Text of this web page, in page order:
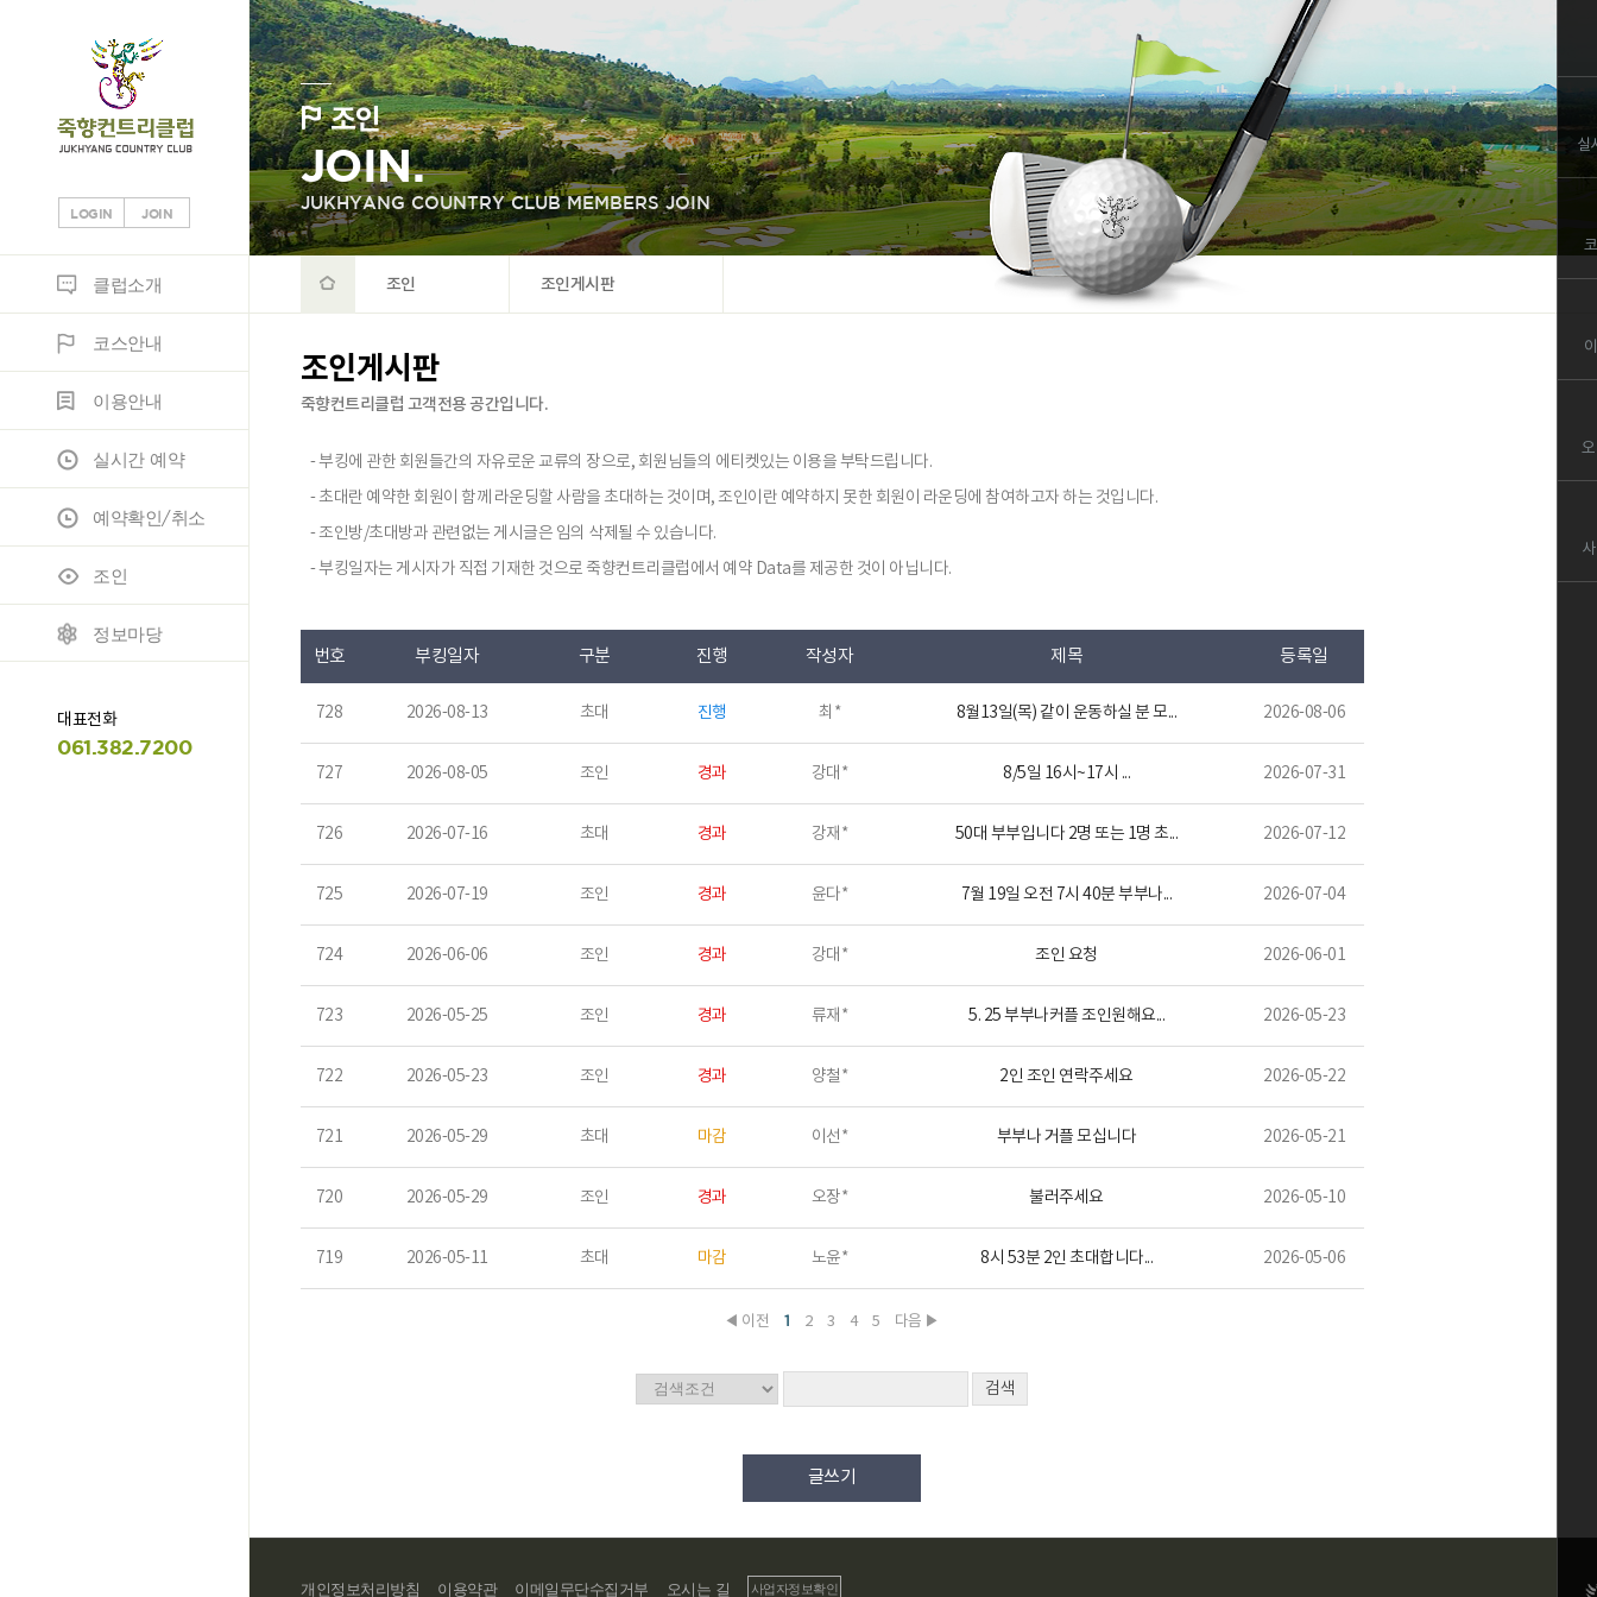
LOGIN JOIN
클럽소개
코스안내
이용안내
실시간 예약
예약확인/취소
조인
정보마당
대표전화
061.382.7200
클럽소개
클럽소개
부대시설
오시는 길
코스안내
코스소개
코스공략도
스코어카드
이용안내
이용안내
노캐디이용안내
예약안내
위약규정
모바일 이용안내
실시간 예약
예약확인/취소
조인
조인게시판
JH조인
정보마당
공지사항
고객게시판
포토갤러리
자료실
명예의 전당
조인
JOIN.
JUKHYANG COUNTRY CLUB MEMBERS JOIN
조인 조인게시판
조인게시판
죽향컨트리클럽 고객전용 공간입니다.
- 부킹에 관한 회원들간의 자유로운 교류의 장으로, 회원님들의 에티켓있는 이용을 부탁드립니다.
- 초대란 예약한 회원이 함께 라운딩할 사람을 초대하는 것이며, 조인이란 예약하지 못한 회원이 라운딩에 참여하고자 하는 것입니다.
- 조인방/초대방과 관련없는 게시글은 임의 삭제될 수 있습니다.
- 부킹일자는 게시자가 직접 기재한 것으로 죽향컨트리클럽에서 예약 Data를 제공한 것이 아닙니다.
번호 부킹일자 구분 진행 작성자 제목 등록일
728 2026-08-13 초대 진행 최* 8월13일(목) 같이 운동하실 분 모... 2026-08-06
727 2026-08-05 조인 경과 강대* 8/5일 16시~17시 ... 2026-07-31
726 2026-07-16 초대 경과 강재* 50대 부부입니다 2명 또는 1명 초... 2026-07-12
725 2026-07-19 조인 경과 윤다* 7월 19일 오전 7시 40분 부부나... 2026-07-04
724 2026-06-06 조인 경과 강대* 조인 요청 2026-06-01
723 2026-05-25 조인 경과 류재* 5. 25 부부나커플 조인원해요... 2026-05-23
722 2026-05-23 조인 경과 양철* 2인 조인 연락주세요 2026-05-22
721 2026-05-29 초대 마감 이선* 부부나 거플 모십니다 2026-05-21
720 2026-05-29 조인 경과 오장* 불러주세요 2026-05-10
719 2026-05-11 초대 마감 노윤* 8시 53분 2인 초대합니다... 2026-05-06
◀ 이전 1 2 3 4 5 다음 ▶
검색
글쓰기
실
개인정보처리방침 이용약관 이메일무단수집거부 오시는 길 사업자정보확인